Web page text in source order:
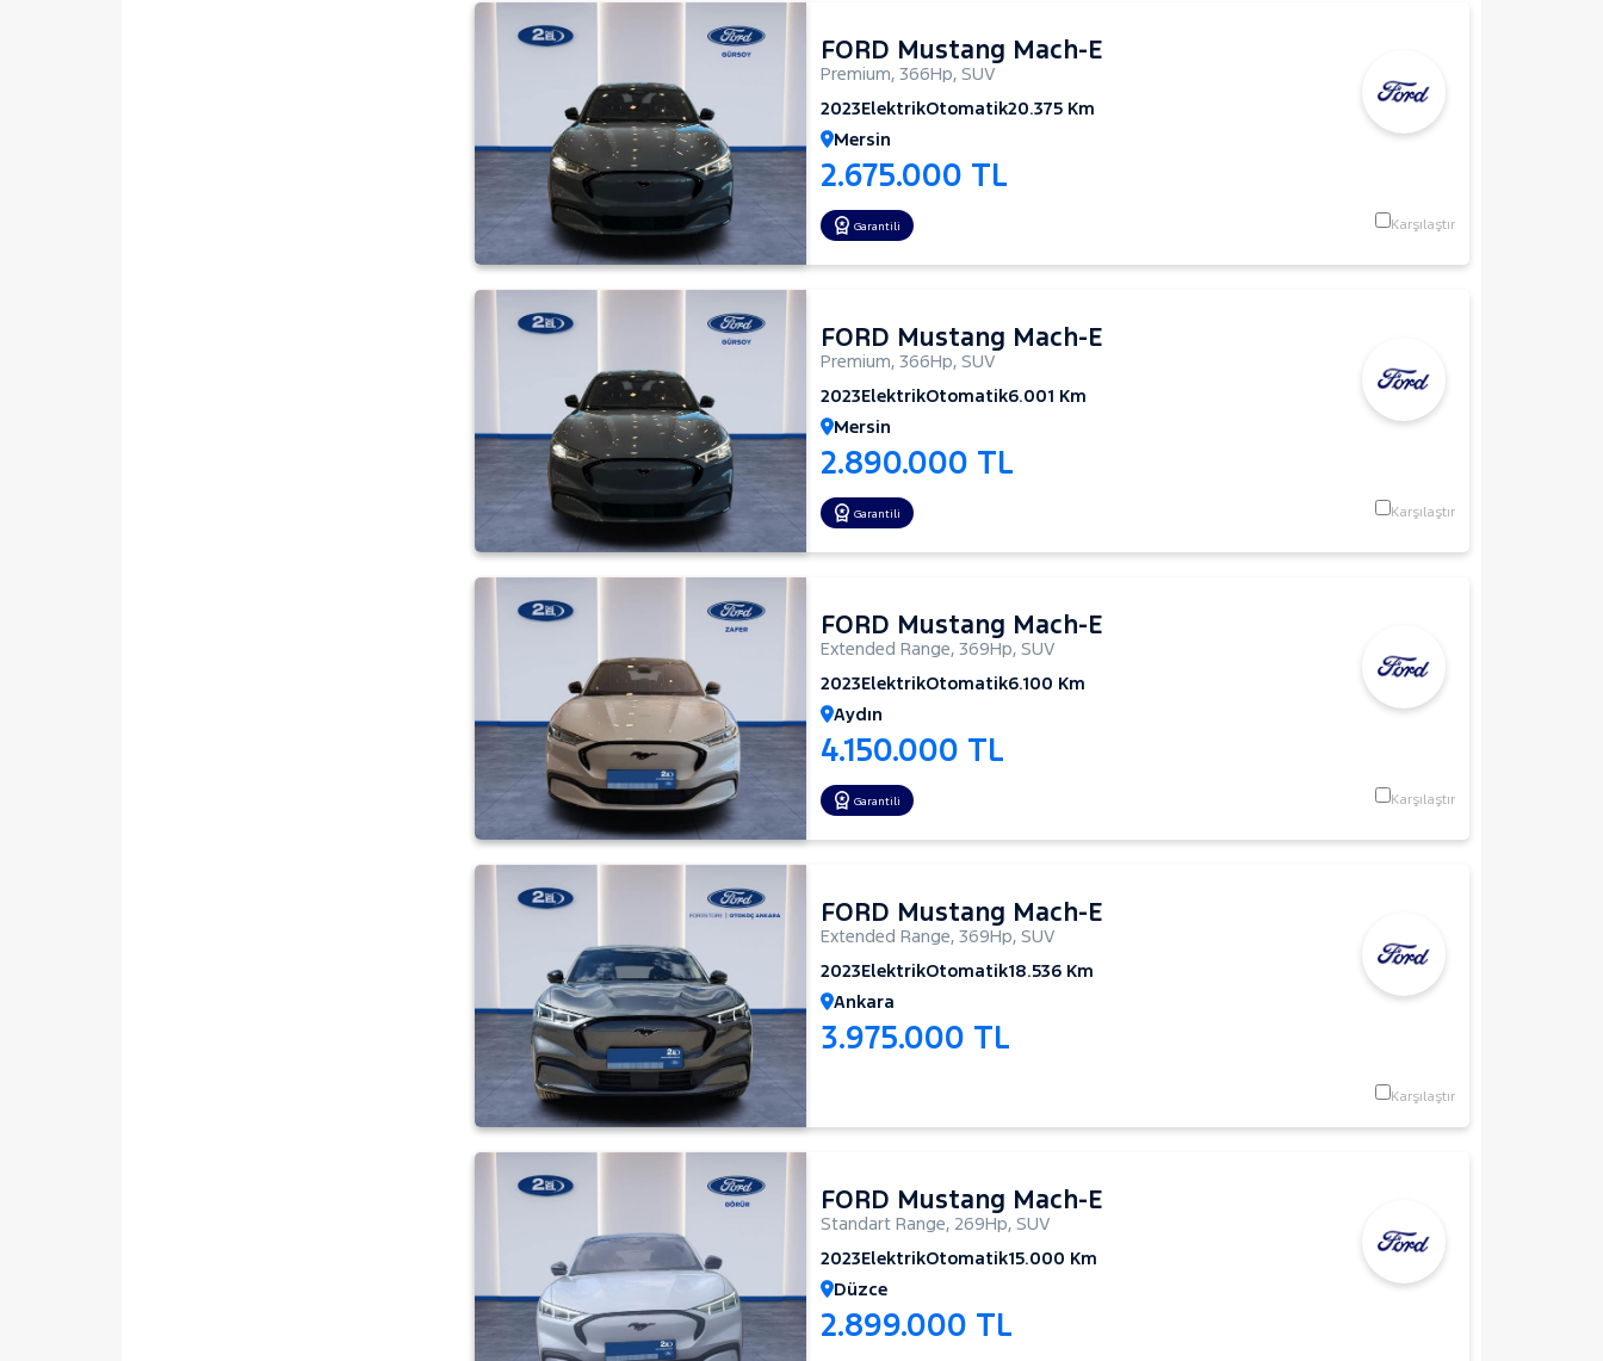
FORD Mustang Mach-E
Premium, 366Hp, SUV
2023ElektrikOtomatik20.375 Km
Mersin
2.675.000 TL
Garantili Karşılaştır
FORD Mustang Mach-E
Premium, 366Hp, SUV
2023ElektrikOtomatik6.001 Km
Mersin
2.890.000 TL
Garantili Karşılaştır
FORD Mustang Mach-E
Extended Range, 369Hp, SUV
2023ElektrikOtomatik6.100 Km
Aydın
4.150.000 TL
Garantili Karşılaştır
FORD Mustang Mach-E
Extended Range, 369Hp, SUV
2023ElektrikOtomatik18.536 Km
Ankara
3.975.000 TL
Karşılaştır
FORD Mustang Mach-E
Standart Range, 269Hp, SUV
2023ElektrikOtomatik15.000 Km
Düzce
2.899.000 TL